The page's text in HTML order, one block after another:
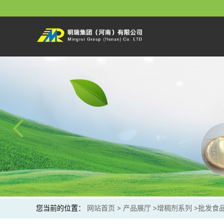
您当前的位置： 网站首页 > 产品展厅 >增稠剂系列 >批发食